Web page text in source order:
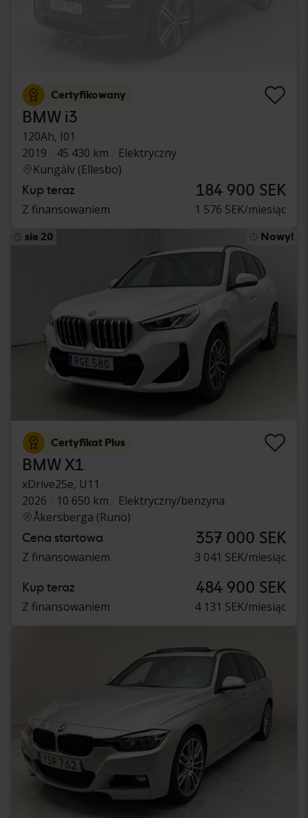
Certyfikowany
BMW i3
120Ah, I01
2019
45 430 km
Elektryczny
Kungälv (Ellesbo)
Kup teraz 184 900 SEK
Z finansowaniem 1 576 SEK/miesiąc
sie 20 Nowy!
Certyfikat Plus
BMW X1
xDrive25e, U11
2026
10 650 km
Elektryczny/benzyna
Åkersberga (Runö)
Cena startowa 357 000 SEK
Z finansowaniem 3 041 SEK/miesiąc
Kup teraz 484 900 SEK
Z finansowaniem 4 131 SEK/miesiąc